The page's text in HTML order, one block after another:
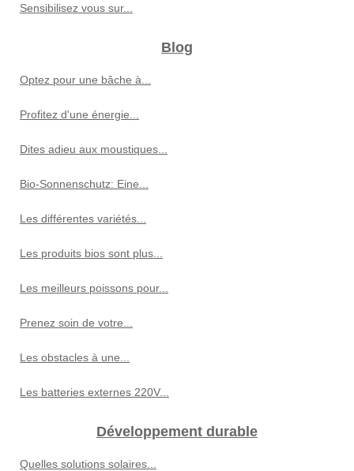
Sensibilisez vous sur...
Blog
Optez pour une bâche à...
Profitez d'une énergie...
Dites adieu aux moustiques...
Bio-Sonnenschutz: Eine...
Les différentes variétés...
Les produits bios sont plus...
Les meilleurs poissons pour...
Prenez soin de votre...
Les obstacles à une...
Les batteries externes 220V...
Développement durable
Quelles solutions solaires...